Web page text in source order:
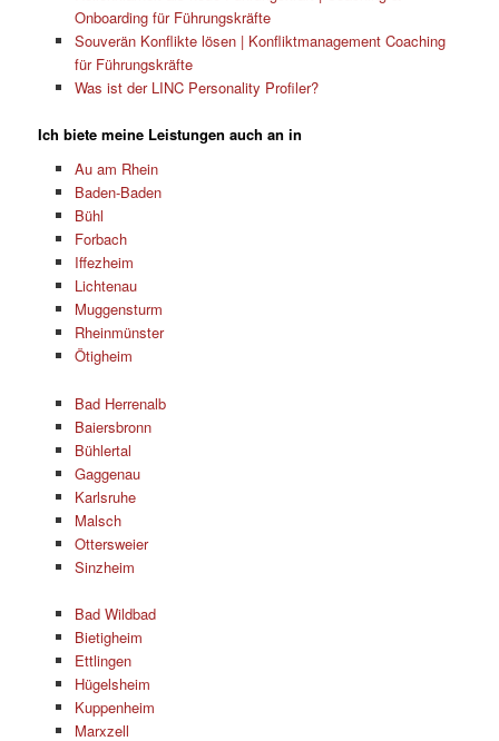
Onboarding für Führungskräfte
Souverän Konflikte lösen | Konfliktmanagement Coaching
für Führungskräfte
Was ist der LINC Personality Profiler?
Ich biete meine Leistungen auch an in
Au am Rhein
Baden-Baden
Bühl
Forbach
Iffezheim
Lichtenau
Muggensturm
Rheinmünster
Ötigheim
Bad Herrenalb
Baiersbronn
Bühlertal
Gaggenau
Karlsruhe
Malsch
Ottersweier
Sinzheim
Bad Wildbad
Bietigheim
Ettlingen
Hügelsheim
Kuppenheim
Marxzell